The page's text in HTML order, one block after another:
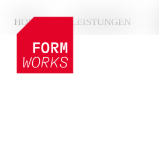
HOME
HOME LEISTUNGEN